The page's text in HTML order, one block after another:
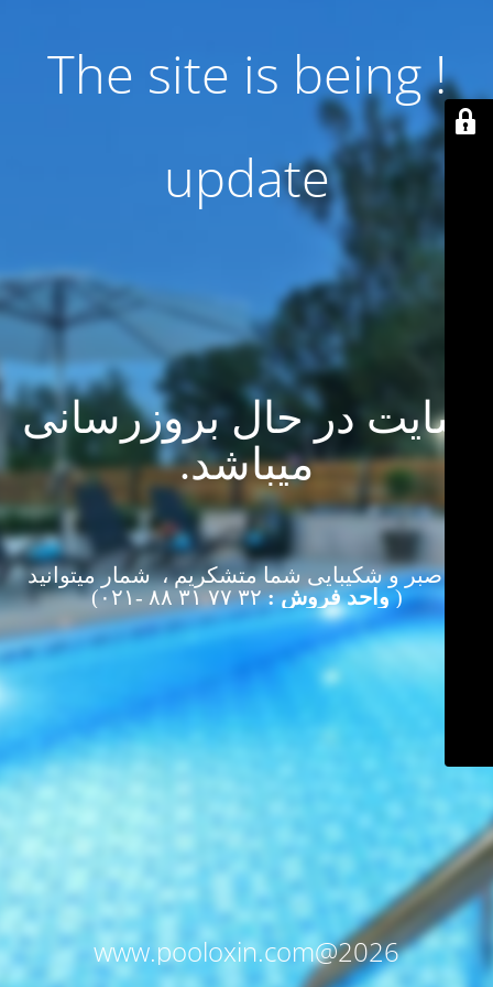
! The site is being
update
سایت در حال بروزرسانی
میباشد.
از صبر و شکیبایی شما متشکریم ، شمار میتوانید
( واحد فروش :۳۲ ۷۷ ۳۱ ۸۸ -۰۲۱)
www.pooloxin.com@2026